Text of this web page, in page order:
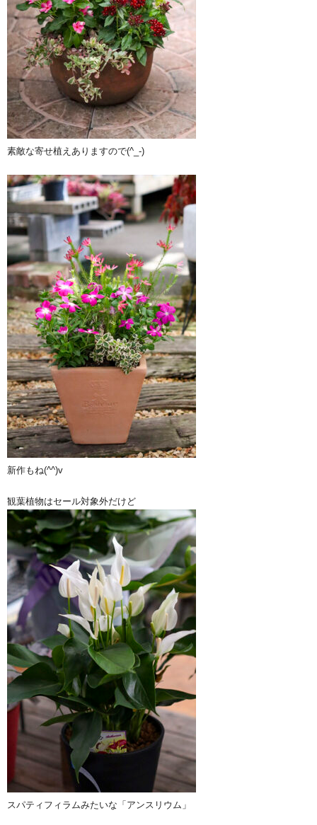
素敵な寄せ植えありますので(^_-)
新作もね(^^)v
観葉植物はセール対象外だけど
スパティフィラムみたいな「アンスリウム」